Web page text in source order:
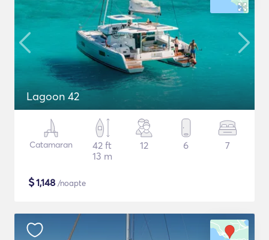
Lagoon 42
Catamaran
42 ft
13 m
12 6 7
$1,148 /noapte